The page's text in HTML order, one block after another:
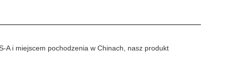
A i miejscem pochodzenia w Chinach, nasz produkt